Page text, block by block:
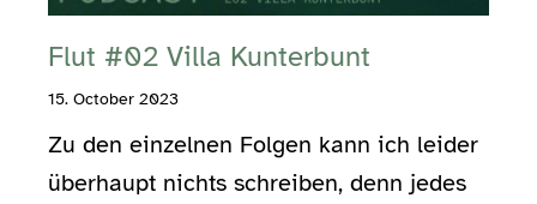
Flut #02 Villa Kunterbunt
15. October 2023
Zu den einzelnen Folgen kann ich leider
überhaupt nichts schreiben, denn jedes